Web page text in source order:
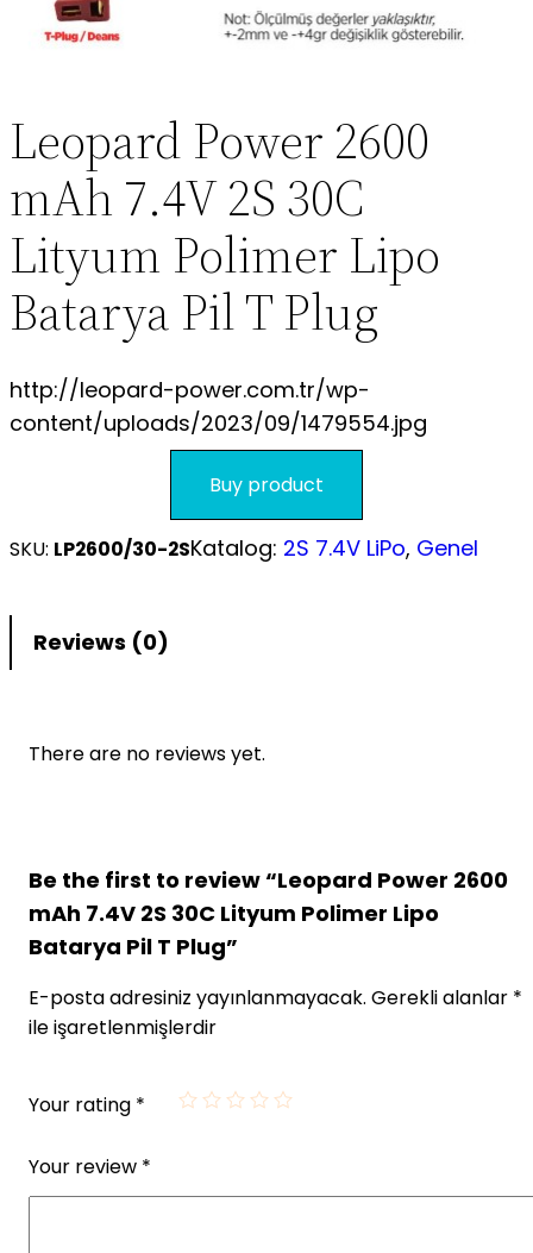
Leopard Power 2600
mAh 7.4V 2S 30C
Lityum Polimer Lipo
Batarya Pil T Plug
http://leopard-power.com.tr/wp-
content/uploads/2023/09/1479554.jpg
Buy product
SKU: LP2600/30-2SKatalog: 2S 7.4V LiPo, Genel
Reviews (0)
There are no reviews yet.
Be the first to review “Leopard Power 2600
mAh 7.4V 2S 30C Lityum Polimer Lipo
Batarya Pil T Plug”
E-posta adresiniz yayınlanmayacak. Gerekli alanlar *
ile işaretlenmişlerdir
Your rating *
Your review *